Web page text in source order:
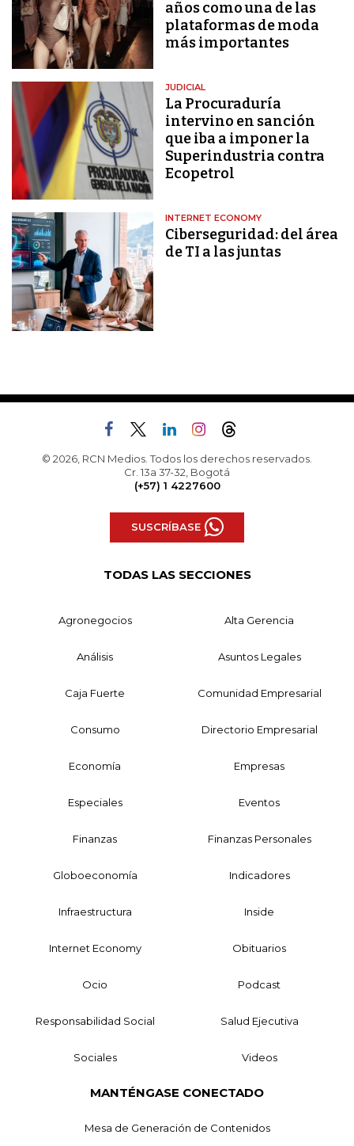
años como una de las
plataformas de moda
más importantes
JUDICIAL
La Procuraduría
intervino en sanción
que iba a imponer la
Superindustria contra
Ecopetrol
INTERNET ECONOMY
Ciberseguridad: del área
de TI a las juntas
© 2026, RCN Medios. Todos los derechos reservados.
Cr. 13a 37-32, Bogotá
(+57) 1 4227600
SUSCRÍBASE
TODAS LAS SECCIONES
Agronegocios Alta Gerencia
Análisis Asuntos Legales
Caja Fuerte Comunidad Empresarial
Consumo Directorio Empresarial
Economía Empresas
Especiales Eventos
Finanzas Finanzas Personales
Globoeconomía Indicadores
Infraestructura Inside
Internet Economy Obituarios
Ocio Podcast
Responsabilidad Social Salud Ejecutiva
Sociales Videos
MANTÉNGASE CONECTADO
Mesa de Generación de Contenidos